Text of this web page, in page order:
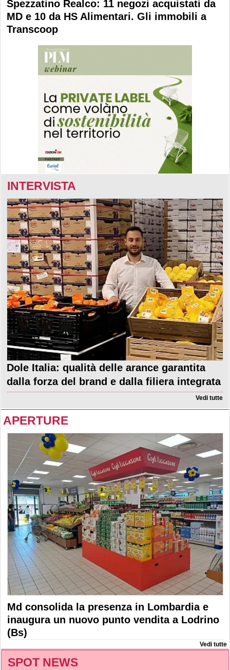
Spezzatino Realco: 11 negozi acquistati da
MD e 10 da HS Alimentari. Gli immobili a
Transcoop
INTERVISTA
Dole Italia: qualità delle arance garantita
dalla forza del brand e dalla filiera integrata
Vedi tutte
APERTURE
Md consolida la presenza in Lombardia e
inaugura un nuovo punto vendita a Lodrino
(Bs)
Vedi tutte
SPOT NEWS